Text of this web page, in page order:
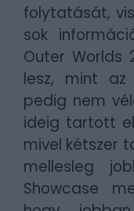
folytatását,
sok
Outer Worlds
lesz, mint az
pedig nem
ideig tartott
mivel kétszer
mellesleg
Showcase